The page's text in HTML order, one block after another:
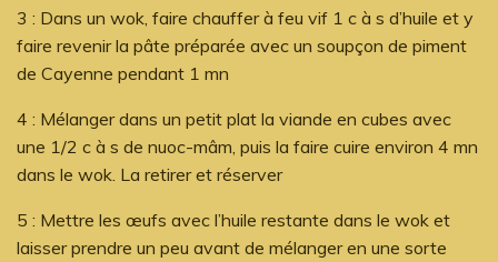
3 : Dans un wok, faire chauffer à feu vif 1 c à s d’huile et y
faire revenir la pâte préparée avec un soupçon de piment
de Cayenne pendant 1 mn
4 : Mélanger dans un petit plat la viande en cubes avec
une 1/2 c à s de nuoc-mâm, puis la faire cuire environ 4 mn
dans le wok. La retirer et réserver
5 : Mettre les œufs avec l’huile restante dans le wok et
laisser prendre un peu avant de mélanger en une sorte